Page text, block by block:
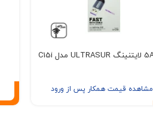
مشاهده قیمت همکار پس از ورود